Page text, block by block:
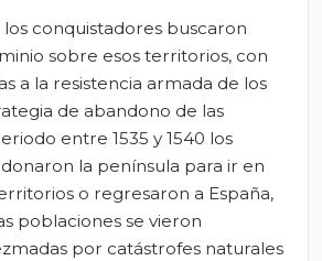
los conquistadores buscaron
sobre esos territorios, con
a la resistencia armada de los
de abandono de las
entre 1535 y 1540 los
la península para ir en
o regresaron a España,
poblaciones se vieron
por catástrofes naturales